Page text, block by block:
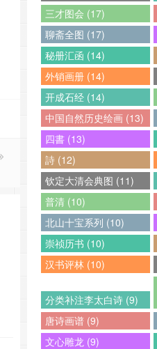
三才图会 (17)
聊斋全图 (17)
秘册汇函 (14)
外销画册 (14)
开成石经 (14)
中国自然历史绘画 (13)
四書 (13)
詩 (12)
钦定大清会典图 (11)
普清 (10)
北山十宝系列 (10)
崇祯历书 (10)
汉书评林 (10)
分类补注李太白诗 (9)
唐诗画谱 (9)
文心雕龙 (9)